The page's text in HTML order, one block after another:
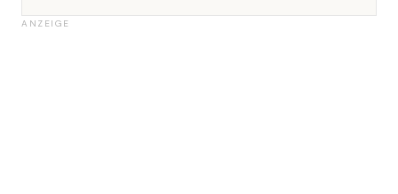
ANZEIGE